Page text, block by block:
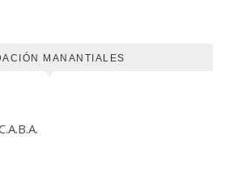
MANANTIALES